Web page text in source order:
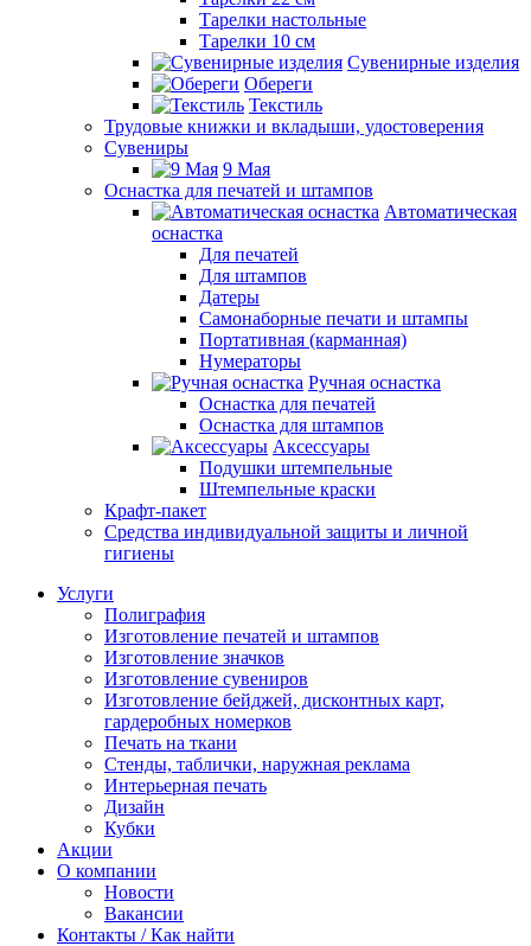
Тарелки настольные
Тарелки 10 см
Сувенирные изделия
Обереги
Текстиль
Трудовые книжки и вкладыши, удостоверения
Сувениры
9 Мая
Оснастка для печатей и штампов
Автоматическая
оснастка
Для печатей
Для штампов
Датеры
Самонаборные печати и штампы
Портативная (карманная)
Нумераторы
Ручная оснастка
Оснастка для печатей
Оснастка для штампов
Аксессуары
Подушки штемпельные
Штемпельные краски
Крафт-пакет
Средства индивидуальной защиты и личной
гигиены
Услуги
Полиграфия
Изготовление печатей и штампов
Изготовление значков
Изготовление сувениров
Изготовление бейджей, дисконтных карт,
гардеробных номерков
Печать на ткани
Стенды, таблички, наружная реклама
Интерьерная печать
Дизайн
Кубки
Акции
О компании
Новости
Вакансии
Контакты / Как найти